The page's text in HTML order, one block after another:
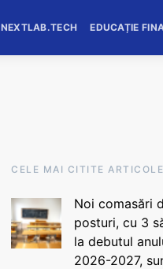
NEXTLAB.TECH EDUCAȚIE
CELE MAI CITITE ARTICOLE
Noi comasări
posturi, cu 3
la debutul
2026-2027,